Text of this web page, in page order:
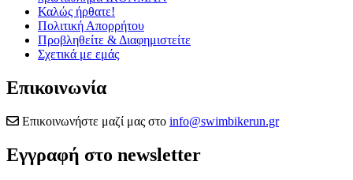
Καλώς ήρθατε!
Πολιτική Απορρήτου
Προβληθείτε & Διαφημιστείτε
Σχετικά με εμάς
Επικοινωνία
Επικοινωνήστε μαζί μας στο info@swimbikerun.gr
Εγγραφή στο newsletter